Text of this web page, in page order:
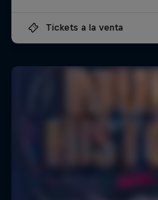
Tickets a la venta